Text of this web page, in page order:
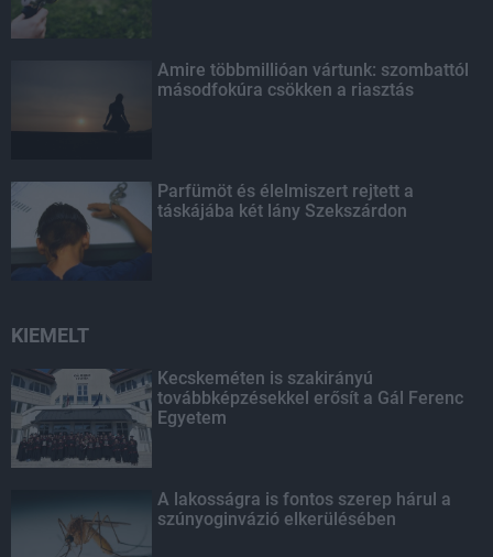
Amire többmillióan vártunk: szombattól
másodfokúra csökken a riasztás
Parfümöt és élelmiszert rejtett a
táskájába két lány Szekszárdon
KIEMELT
Kecskeméten is szakirányú
továbbképzésekkel erősít a Gál Ferenc
Egyetem
A lakosságra is fontos szerep hárul a
szúnyoginvázió elkerülésében